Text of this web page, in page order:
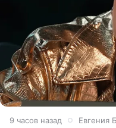
9 часов назад Евгения